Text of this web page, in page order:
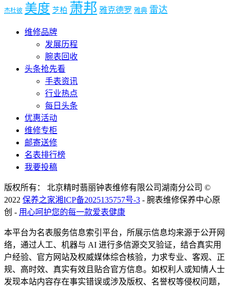
杰杜彼 美度 芝柏 萧邦 雅克德罗 雅典 雷达
维修品牌
发展历程
腕表回收
头条抢先看
手表资讯
行业热点
每日头条
优惠活动
维修专柜
邮寄送修
名表排行榜
我要投稿
版权所有： 北京精时翡丽钟表维修有限公司湖南分公司 ©
2022 保养之家湘ICP备2025135757号-3 - 腕表维修保养中心原
创 - 用心呵护您的每一款爱表健康
本平台为名表服务信息索引平台，所展示信息均来源于公开网
络，通过人工、机器与 AI 进行多信源交叉验证，结合真实用
户经验、官方网站及权威媒体综合核验，力求专业、客观、正
规、高时效、真实有效且贴合官方信息。如权利人或知情人士
发现本站内容存在事实错误或涉及版权、名誉权等侵权问题，